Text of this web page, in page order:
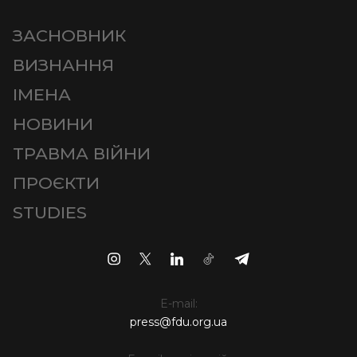
ЗАСНОВНИК
ВИЗНАННЯ
ІМЕНА
НОВИНИ
ТРАВМА ВІЙНИ
ПРОЄКТИ
STUDIES
E-mail:
press@fdu.org.ua